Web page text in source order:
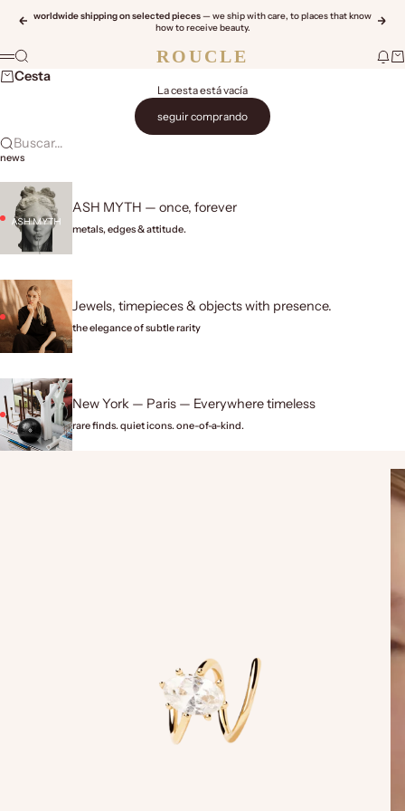
Anterior
worldwide shipping on selected pieces— we ship with care, to places that know
how to receive beauty.
ROUCLE
Menú
Buscar
Cesta
La cesta está vacía
seguir comprando
Buscar…
news
ASH MYTH — once, forever
metals, edges & attitude.
Jewels, timepieces & objects with presence.
the elegance of subtle rarity
New York — Paris — Everywhere timeless
rare finds. quiet icons. one-of-a-kind.